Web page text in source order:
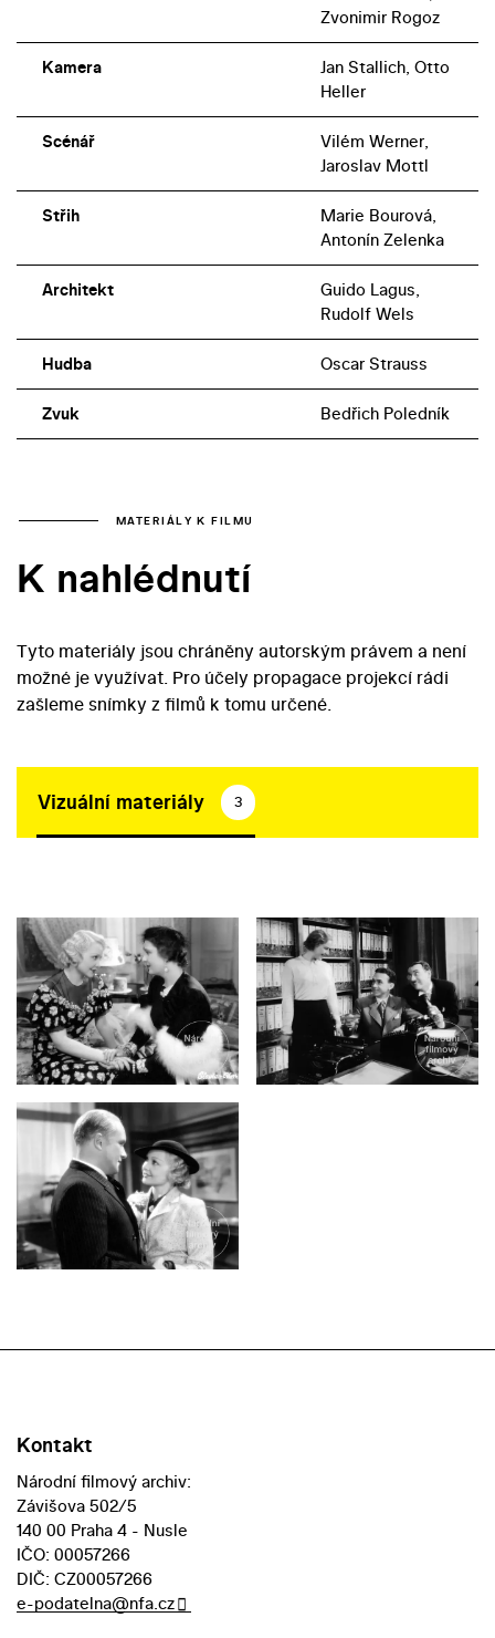
Zvonimir Rogoz
Kamera
Jan Stallich, Otto
Heller
Scénář
Vilém Werner,
Jaroslav Mottl
Střih
Marie Bourová,
Antonín Zelenka
Architekt
Guido Lagus,
Rudolf Wels
Hudba Oscar Strauss
Zvuk Bedřich Poledník
MATERIÁLY K FILMU
K nahlédnutí
Tyto materiály jsou chráněny autorským právem a není
možné je využívat. Pro účely propagace projekcí rádi
zašleme snímky z filmů k tomu určené.
Vizuální materiály 3
Kontakt
Národní filmový archiv:
Závišova 502/5
140 00 Praha 4 - Nusle
IČO: 00057266
DIČ: CZ00057266
e-podatelna@nfa.cz